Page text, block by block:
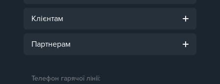
Клієнтам
Партнерам
Телефон гарячої лінії: